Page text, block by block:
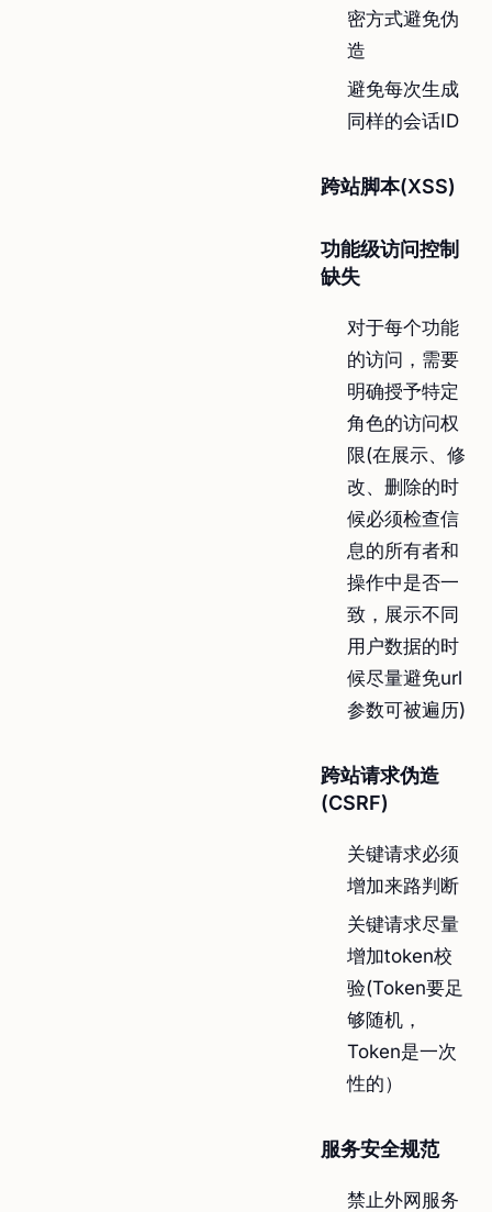
密方式避免伪
造
避免每次生成
同样的会话ID
跨站脚本(XSS)
功能级访问控制
缺失
对于每个功能
的访问，需要
明确授予特定
角色的访问权
限(在展示、修
改、删除的时
候必须检查信
息的所有者和
操作中是否一
致，展示不同
用户数据的时
候尽量避免url
参数可被遍历)
跨站请求伪造
(CSRF)
关键请求必须
增加来路判断
关键请求尽量
增加token校
验(Token要足
够随机，
Token是一次
性的）
服务安全规范
禁止外网服务